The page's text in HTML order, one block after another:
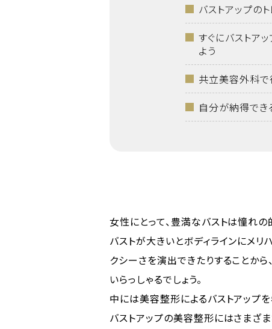
バストアップの
すぐにバストア
よう
共立美容外科で
自分が納得でき
女性にとって、豊満なバストは憧れの
バストが大きいとボディラインにメリ
クシーさを演出できたりすることから
いらっしゃるでしょう。
中には美容整形によるバストアップ
バストアップの美容整形にはさまざ